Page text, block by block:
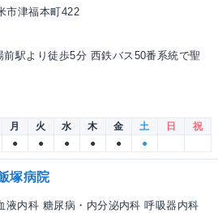
市津福本町422
駅より徒歩5分 西鉄バス50番系統で聖
月 火 水 木 金 土 日
祝
● ● ● ● ● ●
塚病院
液内科 糖尿病・内分泌内科 呼吸器内科